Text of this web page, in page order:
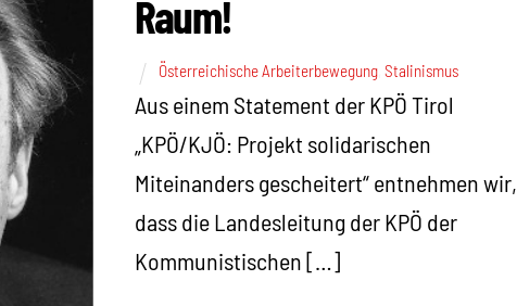
Raum!
Österreichische Arbeiterbewegung, Stalinismus
Aus einem Statement der KPÖ Tirol
„KPÖ/KJÖ: Projekt solidarischen
Miteinanders gescheitert“ entnehmen wir,
dass die Landesleitung der KPÖ der
Kommunistischen […]